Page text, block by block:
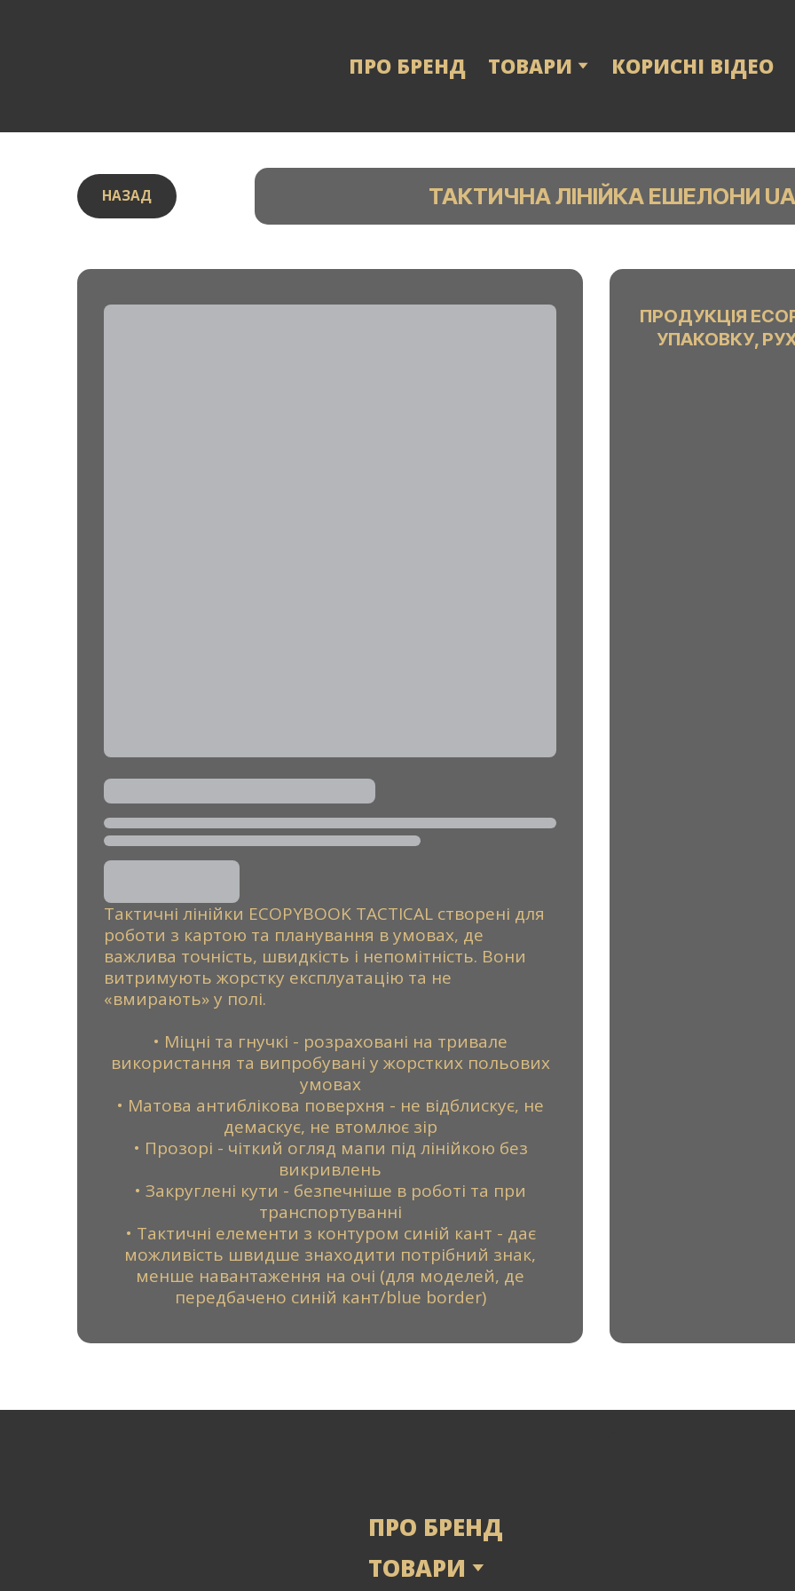
ПРО БРЕНД ТОВАРИ КОРИСНІ ВІДЕО
НАЗАД ТАКТИЧНА ЛІНІЙКА ЕШЕЛОНИ UA
Тактичні лінійки ECOPYBOOK TACTICAL створені для
роботи з картою та планування в умовах, де
важлива точність, швидкість і непомітність. Вони
витримують жорстку експлуатацію та не
«вмирають» у полі.
• Міцні та гнучкі - розраховані на тривале
використання та випробувані у жорстких польових
умовах
• Матова антиблікова поверхня - не відблискує, не
демаскує, не втомлює зір
• Прозорі - чіткий огляд мапи під лінійкою без
викривлень
• Закруглені кути - безпечніше в роботі та при
транспортуванні
• Тактичні елементи з контуром синій кант - дає
можливість швидше знаходити потрібний знак,
менше навантаження на очі (для моделей, де
передбачено синій кант/blue border)
ПРОДУКЦІЯ
УПАКОВКУ,
ПРО БРЕНД
ТОВАРИ